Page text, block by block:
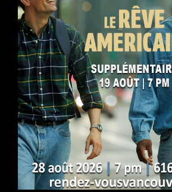
FUGULIN,
PRÉSENTÉ
À
VANCOUVER
JEUDI
LE
20
AOÛT